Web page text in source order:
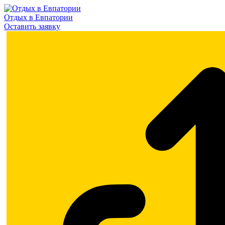
Отдых в Евпатории
Оставить заявку